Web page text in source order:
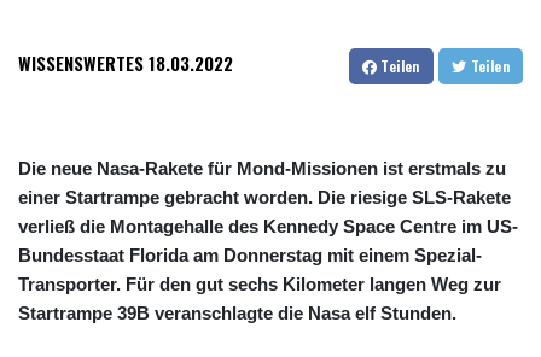
WISSENSWERTES18.03.2022 Teilen Teilen
Die neue Nasa-Rakete für Mond-Missionen ist erstmals zu
einer Startrampe gebracht worden. Die riesige SLS-Rakete
verließ die Montagehalle des Kennedy Space Centre im US-
Bundesstaat Florida am Donnerstag mit einem Spezial-
Transporter. Für den gut sechs Kilometer langen Weg zur
Startrampe 39B veranschlagte die Nasa elf Stunden.